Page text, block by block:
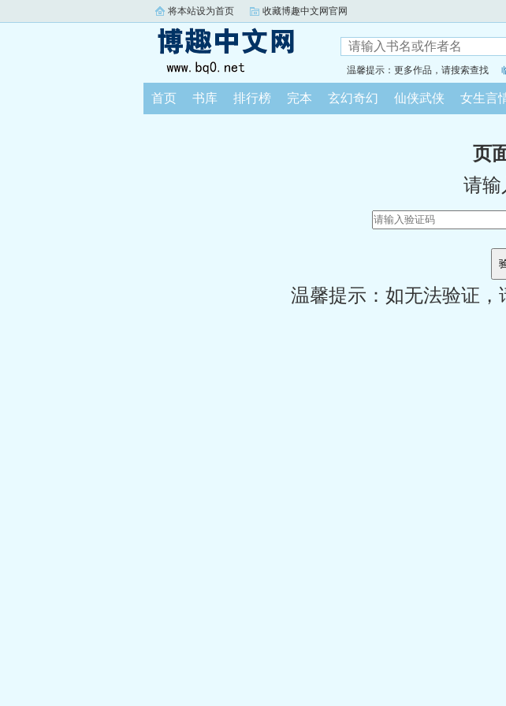
将本站设为首页 收藏博趣中文网官网
温馨提示：更多作品，请搜索查找
首页 书库 排行榜 完本 玄幻奇幻 仙侠武侠 女生言
页
请输
温馨提示：如无法验证，